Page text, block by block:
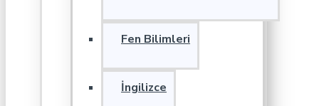
Fen Bilimleri
İngilizce